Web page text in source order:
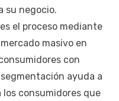
su negocio.
el proceso mediante
masivo en
con
ayuda a
consumidores que